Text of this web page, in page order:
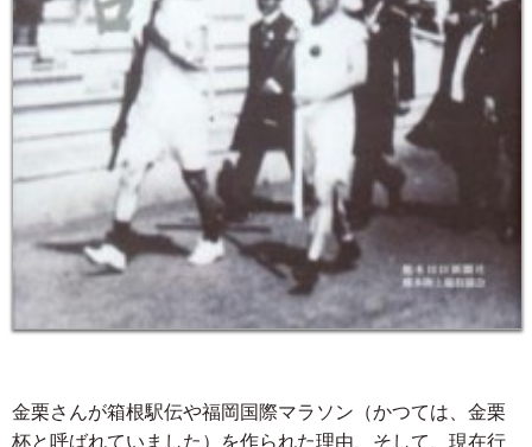
金栗さんが箱根駅伝や福岡国際マラソン（かつては、金栗
杯と呼ばれていました）を作られた理由、そして、現在行